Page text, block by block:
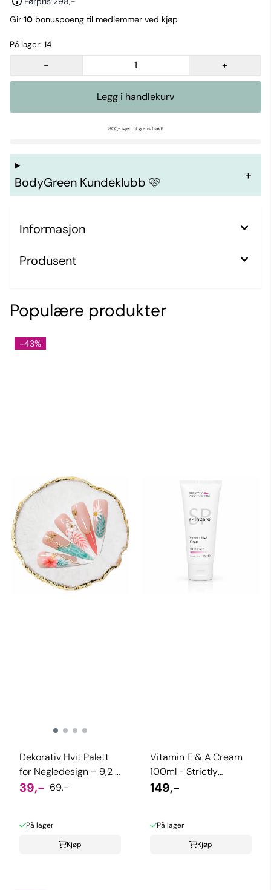
Gir 10 bonuspoeng til medlemmer ved kjøp
På lager: 14
- +
800,- igjen til gratis frakt!
BodyGreen Kundeklubb 🩷
Informasjon
Produsent
Populære produkter
-43%
Dekorativ Hvit Palett
for Negledesign – 9,2 x
10,3 cm
39,- 69,-
På lager
Kjøp
Vitamin E & A Cream
100ml - Strictly
Professional
149,-
På lager
Kjøp